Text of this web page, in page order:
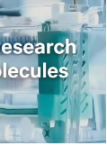
l
e
n
a
v
i
g
a